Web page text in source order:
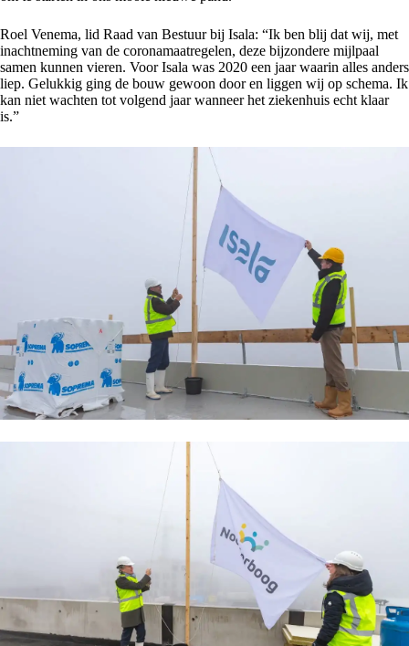
Roel Venema, lid Raad van Bestuur bij Isala: “Ik ben blij dat wij, met
inachtneming van de coronamaatregelen, deze bijzondere mijlpaal
samen kunnen vieren. Voor Isala was 2020 een jaar waarin alles anders
liep. Gelukkig ging de bouw gewoon door en liggen wij op schema. Ik
kan niet wachten tot volgend jaar wanneer het ziekenhuis echt klaar
is.”